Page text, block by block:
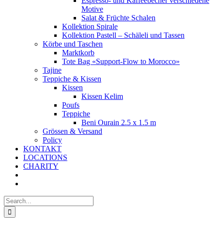
Motive
Salat & Früchte Schalen
Kollektion Spirale
Kollektion Pastell – Schäleli und Tassen
Körbe und Taschen
Marktkorb
Tote Bag «Support-Flow to Morocco»
Tajine
Teppiche & Kissen
Kissen
Kissen Kelim
Poufs
Teppiche
Beni Ourain 2.5 x 1.5 m
Grössen & Versand
Policy
KONTAKT
LOCATIONS
CHARITY
Search
for: